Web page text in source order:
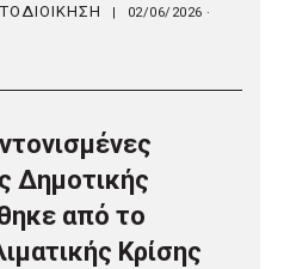
|
02/06/2026 ·
Δημοτικής
από το
Κρίσης